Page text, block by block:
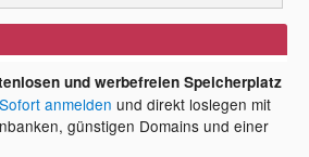
und werbefreien Speicherplatz
Sofort anmelden und direkt loslegen mit
günstigen Domains und einer